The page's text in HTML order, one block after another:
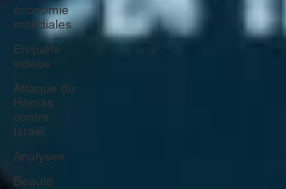
économie
mondiales
Enquête
vidéos
Attaque du
Hamas
contre
Israël
Analyses
Beauté